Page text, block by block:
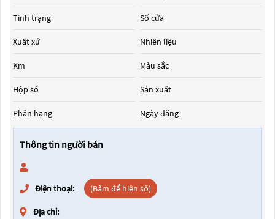
Tình trạng
Xuất xứ
Km
Hộp số
Phân hạng
Số cửa
Nhiên liệu
Màu sắc
Sản xuất
Ngày đăng
Thông tin người bán
Điện thoại: (Bấm để hiện số)
Địa chỉ: